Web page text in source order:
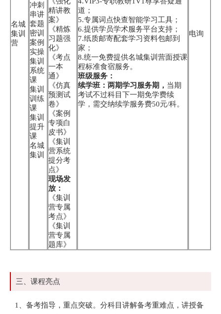
名城
集训
营
冲刺
串讲
套题
密训
案例
实操
集训
系统
课
集训
训练
课
集训
提升
课
名城
集训
精讲教
案》
《精炼
习题强
化》
《考点
一本
通》
《仿真
预测试
卷》
《案例
专项白
皮书》
《集训
营系统
提分考
点》
现场发
放：
《集训
营专属
考点》
《集训
营专属
题库》
道；
5.专属词点快查智能学习工具；
6.提供学员学术服务平台支持；
7.纸质邮寄配套学习资料包邮到
家；
8.统一免费提供名城集训营面授课
程标准食宿服务。
班级服务：
续学班：两期学习服务期， 当期
考试不过科目下一期免学费续
学，需交纳续学服务费50元/科。
电询
三、课程亮点
1、备考指导，重点突破。分科目讲解备考重难点，讲授备